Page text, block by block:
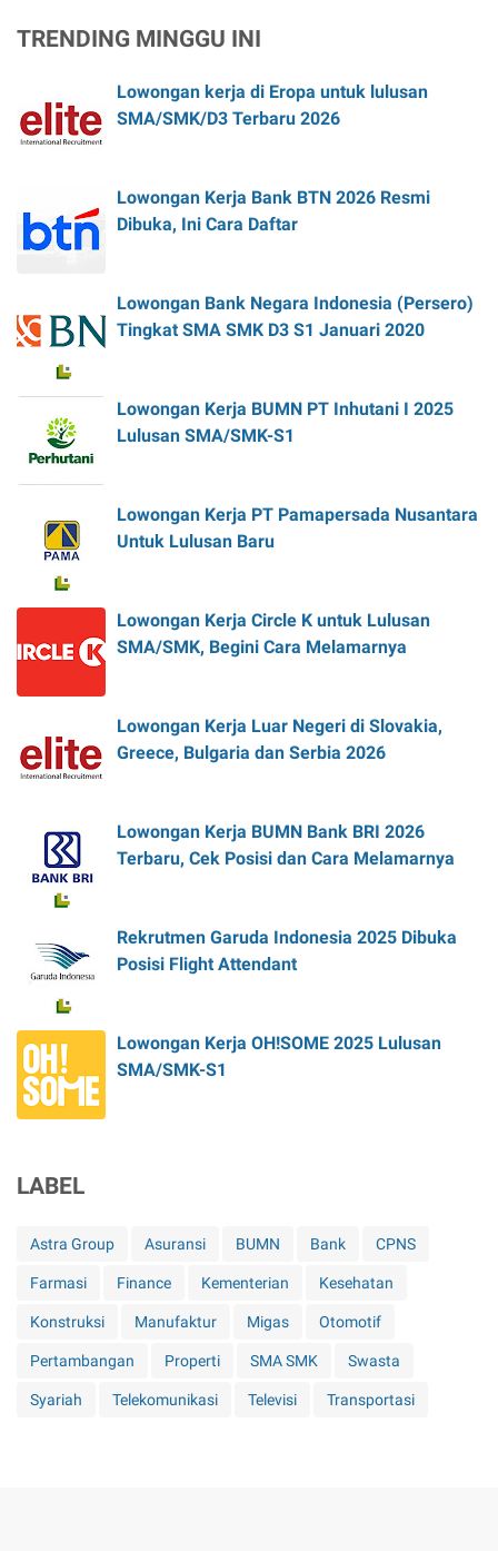
TRENDING MINGGU INI
Lowongan kerja di Eropa untuk lulusan
SMA/SMK/D3 Terbaru 2026
Lowongan Kerja Bank BTN 2026 Resmi
Dibuka, Ini Cara Daftar
Lowongan Bank Negara Indonesia (Persero)
Tingkat SMA SMK D3 S1 Januari 2020
Lowongan Kerja BUMN PT Inhutani I 2025
Lulusan SMA/SMK-S1
Lowongan Kerja PT Pamapersada Nusantara
Untuk Lulusan Baru
Lowongan Kerja Circle K untuk Lulusan
SMA/SMK, Begini Cara Melamarnya
Lowongan Kerja Luar Negeri di Slovakia,
Greece, Bulgaria dan Serbia 2026
Lowongan Kerja BUMN Bank BRI 2026
Terbaru, Cek Posisi dan Cara Melamarnya
Rekrutmen Garuda Indonesia 2025 Dibuka
Posisi Flight Attendant
Lowongan Kerja OH!SOME 2025 Lulusan
SMA/SMK-S1
LABEL
Astra Group Asuransi BUMN Bank CPNS
Farmasi Finance Kementerian Kesehatan
Konstruksi Manufaktur Migas Otomotif
Pertambangan Properti SMA SMK Swasta
Syariah Telekomunikasi Televisi Transportasi